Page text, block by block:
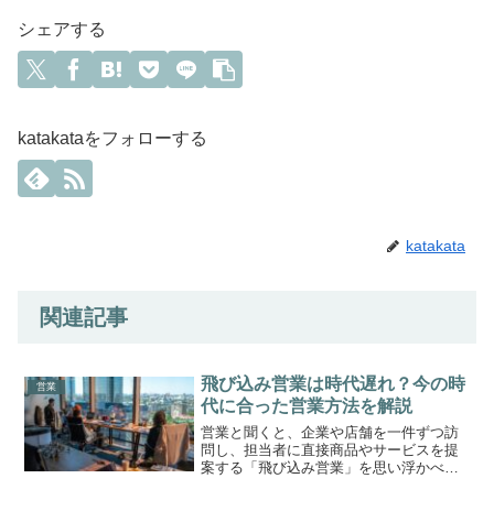
シェアする
katakataをフォローする
katakata
関連記事
営業
飛び込み営業は時代遅れ？今の時
代に合った営業方法を解説
営業と聞くと、企業や店舗を一件ずつ訪
問し、担当者に直接商品やサービスを提
案する「飛び込み営業」を思い浮かべる